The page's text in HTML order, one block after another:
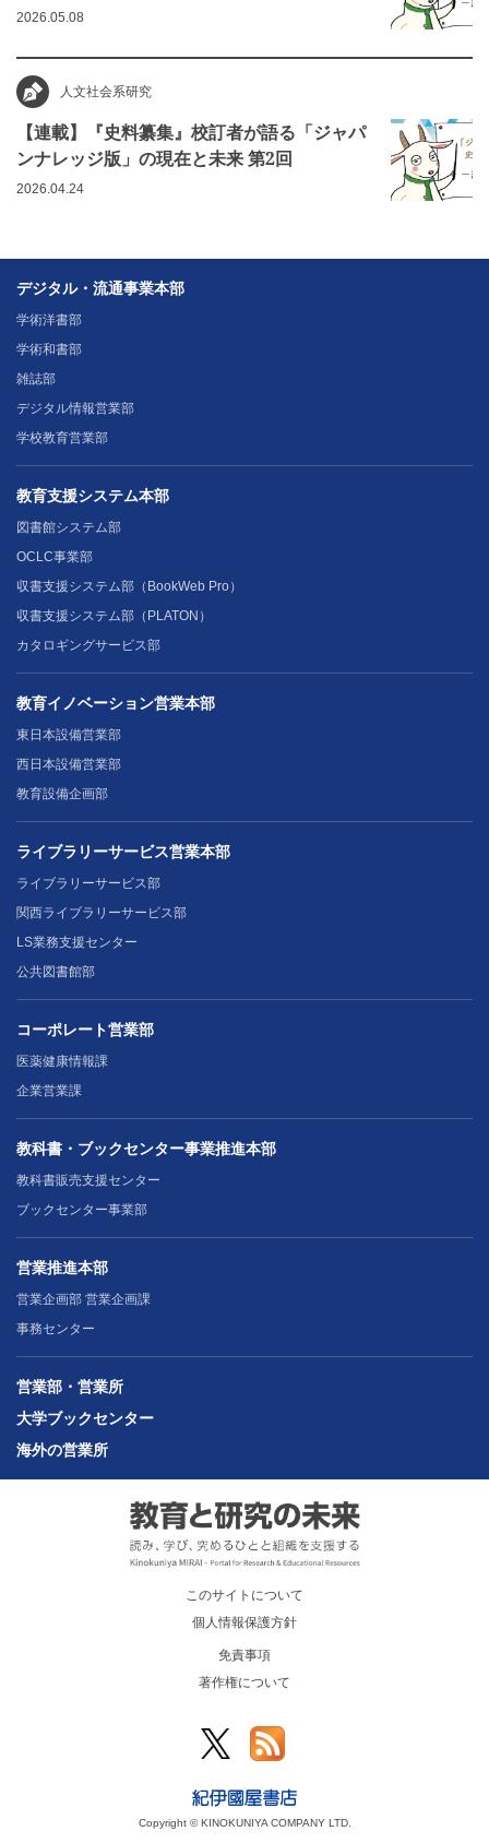
2026.05.08
人文社会系研究
【連載】『史料纂集』校訂者が語る「ジャパ
ンナレッジ版」の現在と未来 第2回
2026.04.24
デジタル・流通事業本部
学術洋書部
学術和書部
雑誌部
デジタル情報営業部
学校教育営業部
教育支援システム本部
図書館システム部
OCLC事業部
収書支援システム部（BookWeb Pro）
収書支援システム部（PLATON）
カタロギングサービス部
教育イノベーション営業本部
東日本設備営業部
西日本設備営業部
教育設備企画部
ライブラリーサービス営業本部
ライブラリーサービス部
関西ライブラリーサービス部
LS業務支援センター
公共図書館部
コーポレート営業部
医薬健康情報課
企業営業課
教科書・ブックセンター事業推進本部
教科書販売支援センター
ブックセンター事業部
営業推進本部
営業企画部 営業企画課
事務センター
営業部・営業所
大学ブックセンター
海外の営業所
このサイトについて
個人情報保護方針
免責事項
著作権について
Copyright © KINOKUNIYA COMPANY LTD.